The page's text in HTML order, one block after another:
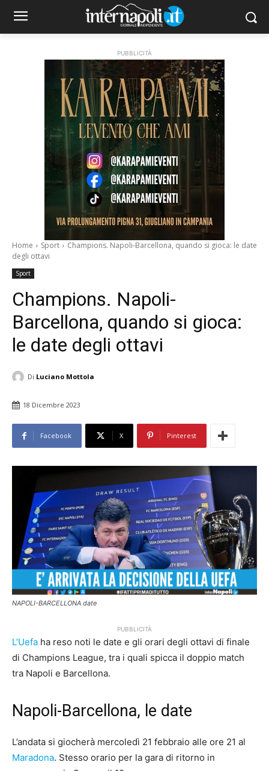
PUBBLICITÀ
Home Sport
Champions. Napoli-Barcellona, quando si gioca: le date
degli ottavi
Sport
Champions. Napoli-
Barcellona, quando si gioca:
le date degli ottavi
Di Luciano Mottola
18 Dicembre 2023
Facebook X Pinterest
NAPOLI-BARCELLONA date
PUBBLICITÀ
L’Uefa ha reso noti le date e gli orari degli ottavi di finale
di Champions League, tra i quali spicca il doppio match
tra Napoli e Barcellona.
Napoli-Barcellona, le date
L’andata si giocherà mercoledì 21 febbraio alle ore 21 al
Maradona. Stesso orario per la gara di ritorno in